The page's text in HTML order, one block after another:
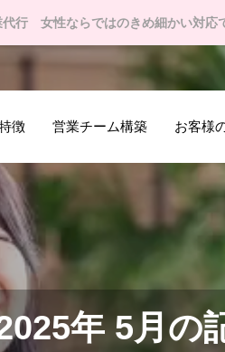
行 女性ならではのきめ細かい対応
徴 営業チーム構築 お客様
年 5月の